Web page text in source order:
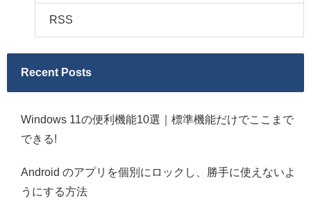
RSS
Recent Posts
Windows 11の便利機能10選｜標準機能だけでここまで
できる!
Android のアプリを個別にロックし、勝手に使えないよ
うにする方法